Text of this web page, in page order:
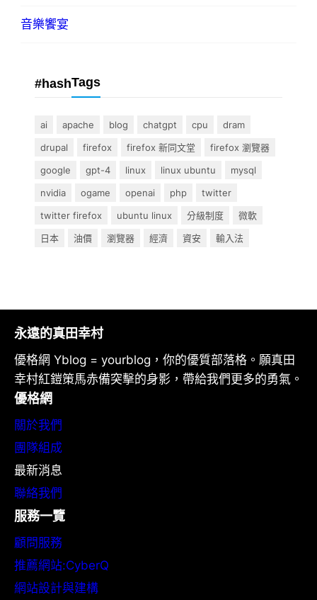
音樂饗宴
#hashTags
ai apache blog chatgpt cpu
dram
drupal
firefox firefox 新同文堂
firefox 瀏覽器
google
gpt-4 linux linux ubuntu
mysql
nvidia
ogame openai php
twitter
twitter firefox
ubuntu linux 分級制度
微軟
日本
油價 瀏覽器 經濟 資安 輸入法
永遠的真田幸村
優格網 Yblog = yourblog，你的優質部落格。願真田
幸村紅鎧策馬赤備突擊的身影，帶給我們更多的勇氣。
優格網
關於我們
團隊組成
最新消息
聯絡我們
服務一覽
顧問服務
推薦網站:CyberQ
網站設計與建構